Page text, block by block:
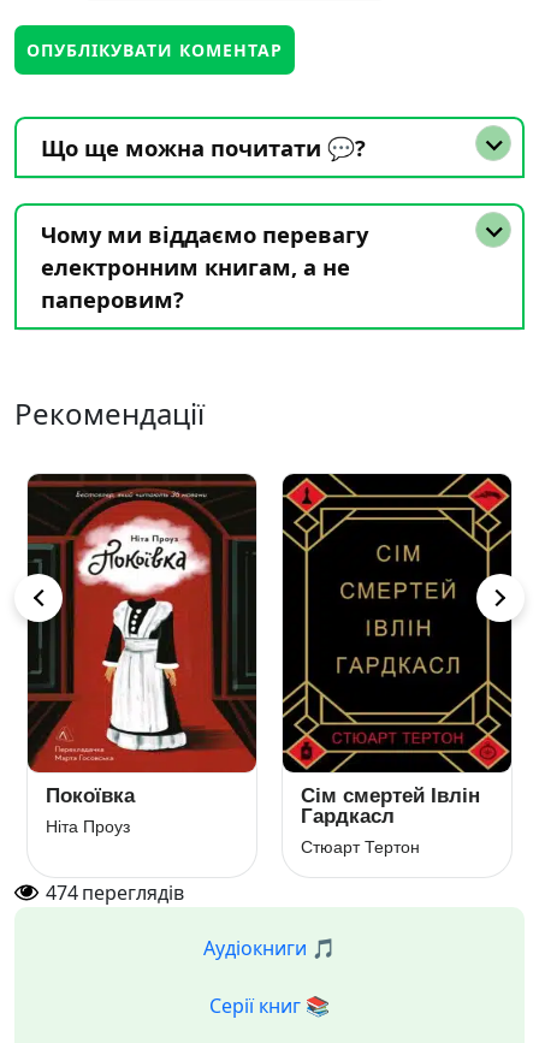
Що ще можна почитати 💬?
Чому ми віддаємо перевагу
електронним книгам, а не
паперовим?
Рекомендації
Покоївка
Ніта Проуз
Сім смертей Івлін
Гардкасл
Стюарт Тертон
474переглядів
Аудіокниги 🎵
Серії книг 📚